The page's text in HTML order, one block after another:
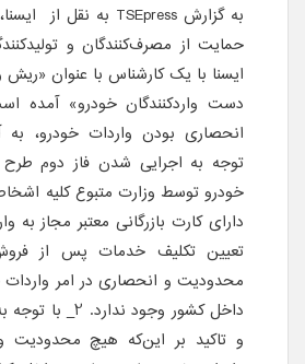
به گزارشTSEpress به نقل از
حمایت از مصرف‌کنندگان و
ایسنا با یک کارشناس با عنوان
انحصاری بودن واردات خودرو، به
توجه به اجرایی شدن فاز دوم
خودرو توسط وزارت متبوع کلیه‌
دارای کارت بازرگانی معتبر مجاز
تعیین تکلیف خدمات پس از
محدودیت و انحصاری در امر
داخل کشور وجود
و تاکید بر این‌که هیچ محدودیت